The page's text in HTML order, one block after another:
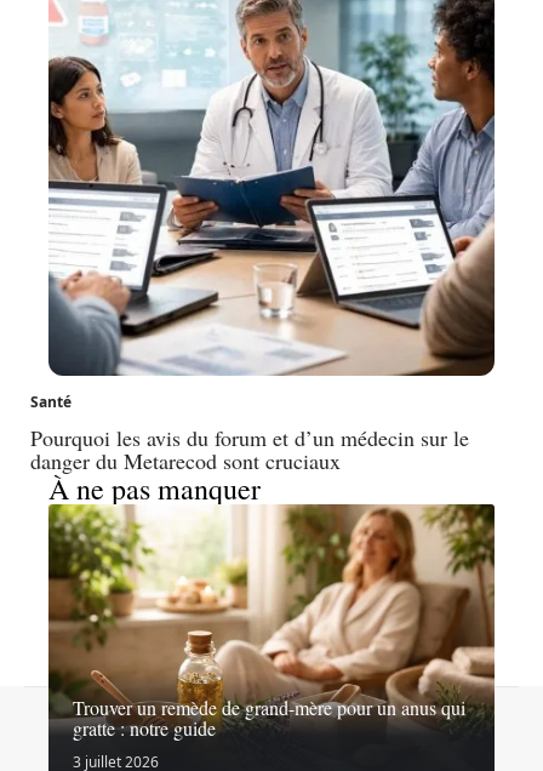
Santé
Pourquoi les avis du forum et d’un médecin sur le
danger du Metarecod sont cruciaux
À ne pas manquer
Trouver un remède de grand-mère pour un anus qui
gratte : notre guide
3 juillet 2026
Contact Mentions légales Sitemap